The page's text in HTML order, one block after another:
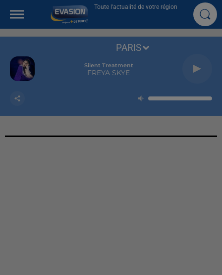
Toute l'actualité de votre région
Silent Treatment
FREYA SKYE
PARIS